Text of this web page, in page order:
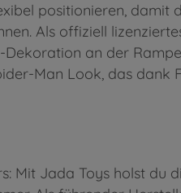
positionieren,
Als offiziell
an der
Man Look, das dank
Mit Jada Toys holst du